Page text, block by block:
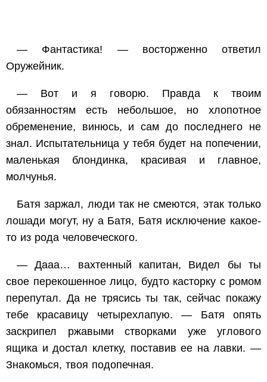
— Фантастика! — восторженно ответил
Оружейник.
— Вот и я говорю. Правда к твоим
обязанностям есть небольшое, но хлопотное
обременение, винюсь, и сам до последнего не
знал. Испытательница у тебя будет на попечении,
маленькая блондинка, красивая и главное,
молчунья.
Батя заржал, люди так не смеются, этак только
лошади могут, ну а Батя, Батя исключение какое-
то из рода человеческого.
— Дааа… вахтенный капитан, Видел бы ты
свое перекошенное лицо, будто касторку с ромом
перепутал. Да не трясись ты так, сейчас покажу
тебе красавицу четырехлапую. — Батя опять
заскрипел ржавыми створками уже углового
ящика и достал клетку, поставив ее на лавки. —
Знакомься, твоя подопечная.